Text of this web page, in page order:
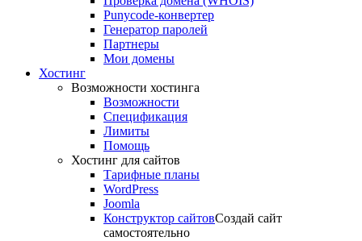
Punycode-конвертер
Генератор паролей
Партнеры
Мои домены
Хостинг
Возможности хостинга
Возможности
Спецификация
Лимиты
Помощь
Хостинг для сайтов
Тарифные планы
WordPress
Joomla
Конструктор сайтовСоздай сайт
самостоятельно